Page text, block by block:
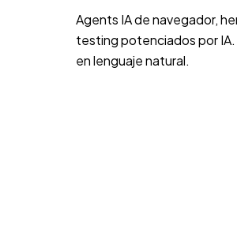
Agents IA de navegador,
testing potenciados por
en lenguaje natural.